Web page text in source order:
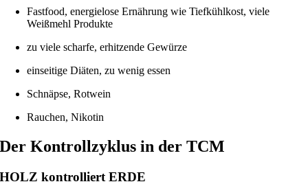
Fastfood, energielose Ernährung wie Tiefkühlkost, viele
Weißmehl Produkte
zu viele scharfe, erhitzende Gewürze
einseitige Diäten, zu wenig essen
Schnäpse, Rotwein
Rauchen, Nikotin
Der Kontrollzyklus in der TCM
HOLZ kontrolliert ERDE